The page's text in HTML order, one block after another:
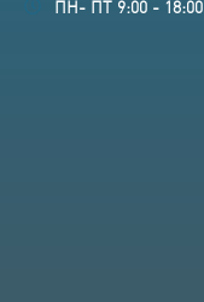
ПН- ПТ 9:00 - 18:00